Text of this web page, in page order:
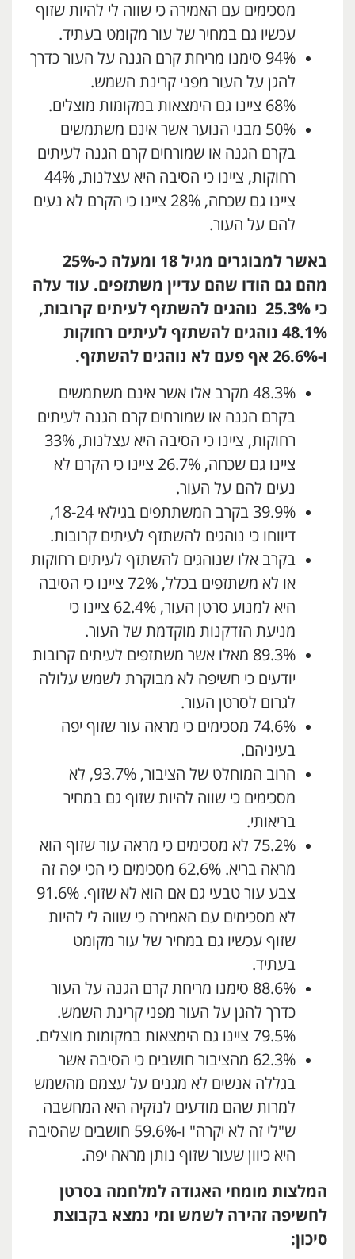
מסכימים עם האמירה כי שווה לי להיות שזוף
עכשיו גם במחיר של עור מקומט בעתיד.
94% סימנו מריחת קרם הגנה על העור כדרך
להגן על העור מפני קרינת השמש.
68% ציינו גם הימצאות במקומות מוצלים.
50% מבני הנוער אשר אינם משתמשים
בקרם הגנה או שמורחים קרם הגנה לעיתים
רחוקות, ציינו כי הסיבה היא עצלנות, 44%
ציינו גם שכחה, 28% ציינו כי הקרם לא נעים
להם על העור.
באשר למבוגרים מגיל 18 ומעלה כ-25%
מהם גם הודו שהם עדיין משתזפים. עוד עלה
כי 25.3%
נוהגים להשתזף לעיתים קרובות,
48.1% נוהגים להשתזף לעיתים רחוקות
ו-26.6%
אף פעם לא נוהגים להשתזף.
48.3% מקרב אלו אשר אינם משתמשים
בקרם הגנה או שמורחים קרם הגנה לעיתים
רחוקות, ציינו כי הסיבה היא עצלנות, 33%
ציינו גם שכחה, 26.7% ציינו כי הקרם לא
נעים להם על העור.
39.9% בקרב המשתתפים בגילאי 18-24,
דיווחו כי נוהגים להשתזף לעיתים קרובות.
בקרב אלו שנוהגים להשתזף לעיתים רחוקות
או לא משתזפים בכלל, 72% ציינו כי הסיבה
היא למנוע סרטן העור, 62.4% ציינו כי
מניעת הזדקנות מוקדמת של העור.
89.3% מאלו אשר משתזפים לעיתים קרובות
יודעים כי חשיפה לא מבוקרת לשמש עלולה
לגרום לסרטן העור.
74.6% מסכימים כי מראה עור שזוף יפה
בעיניהם.
הרוב המוחלט של הציבור, 93.7%, לא
מסכימים כי שווה להיות שזוף גם במחיר
בריאותי.
75.2% לא מסכימים כי מראה עור שזוף הוא
מראה בריא. 62.6% מסכימים כי הכי יפה זה
צבע עור טבעי גם אם הוא לא שזוף. 91.6%
לא מסכימים עם האמירה כי שווה לי להיות
שזוף עכשיו גם במחיר של עור מקומט
בעתיד.
88.6% סימנו מריחת קרם הגנה על העור
כדרך להגן על העור מפני קרינת השמש.
79.5% ציינו גם הימצאות במקומות מוצלים.
62.3% מהציבור חושבים כי הסיבה אשר
בגללה אנשים לא מגנים על עצמם מהשמש
למרות שהם מודעים לנזקיה היא המחשבה
ש"לי זה לא יקרה" ו-59.6% חושבים שהסיבה
היא כיוון שעור שזוף נותן מראה יפה.
המלצות מומחי האגודה למלחמה בסרטן
לחשיפה זהירה לשמש ומי נמצא בקבוצת
סיכון: